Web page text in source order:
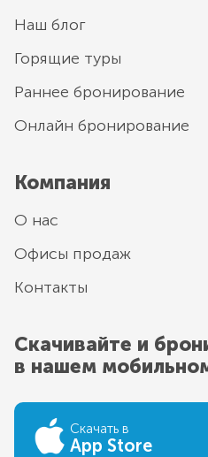
Наш блог
Горящие туры
Раннее бронирование
Онлайн бронирование
Компания
О нас
Офисы продаж
Контакты
Скачивайте и
в нашем
Скачать в
App Store